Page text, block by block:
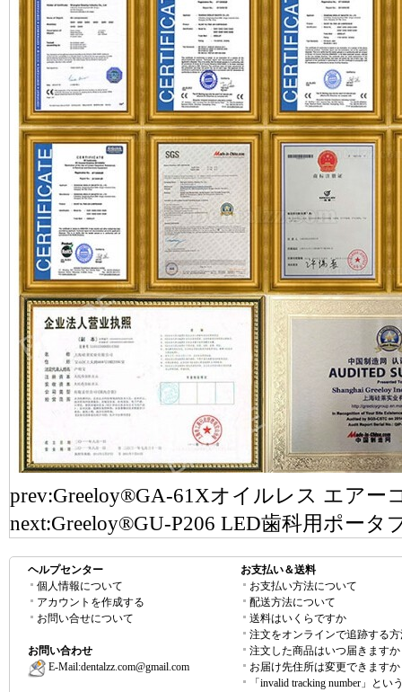
prev:Greeloy®GA-61Xオイルレス エアー
next:Greeloy®GU-P206 LED歯科用ポー
ヘルプセンター
個人情報について
アカウントを作成する
お問い合せについて
お問い合わせ
E-Mail:dentalzz.com@gmail.com
お支払い＆送料
お支払い方法について
配送方法について
送料はいくらですか
注文をオンラインで追跡する
注文した商品はいつ届きますか
お届け先住所は変更できますか
「invalid tracking number」とい